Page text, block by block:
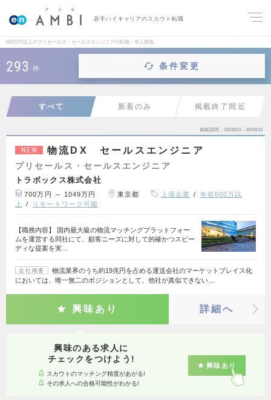
若手ハイキャリアのスカウト転職
650万円以上のプリセールス・セールスエンジニアの転職・求人情報
293 件 条件変更
すべて 新着のみ 掲載終了間近
掲載期間 26/08/03～26/08/16
NEW 物流DX セールスエンジニア
プリセールス・セールスエンジニア
トラボックス株式会社
700万円 ～ 1049万円 東京都 上場企業
年収600万以
上
リモートワーク可能
【職務内容】 国内最大級の物流マッチングプラットフォー
ムを運営する同社にて、顧客ニーズに対して的確かつスピー
ディな提案を実…
会社概要
物流業界のうち約19兆円を占める運送会社のマーケットプレイス化
においては、唯一無二のポジションとして、他社が真似できない…
興味あり 詳細へ
興味のある求人に
チェックをつけよう!
スカウトのマッチング精度があがる!
その求人への合格可能性がわかる!
興味あり